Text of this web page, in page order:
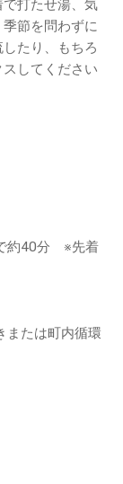
で打たせ湯、気
節を問わずに
たり、もちろ
してください
約40分 ※先着
または町内循環